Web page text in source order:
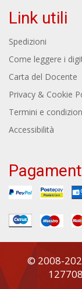
Link utili
Spedizioni
Come leggere i
Carta del Docente
Privacy & Cookie
Termini e
Accessibilità
© 2008-